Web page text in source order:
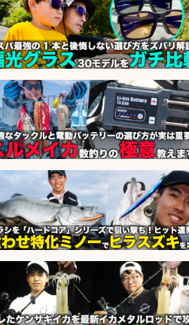
の簡単レジ 未経験も安心の研修あり
1日2h
会社名 オーケー株式会社
sponsored by 求人ボックス
レジカウンター/お釣りの計算不要
の簡単レジ 未経験も安心の研修あり
1日2h
オーケー株式会社
sponsored by 求人ボックス
さらに求人情報を見る